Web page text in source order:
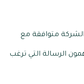
متوافقة مع
الرسالة التي ترغب